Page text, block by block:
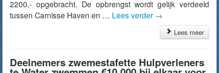
2200,- opgebracht. De opbrengst wordt gelijk verdeeld
tussen Carnisse Haven en … Lees verder →
Lees meer
Deelnemers zwemestafette Hulpverleners